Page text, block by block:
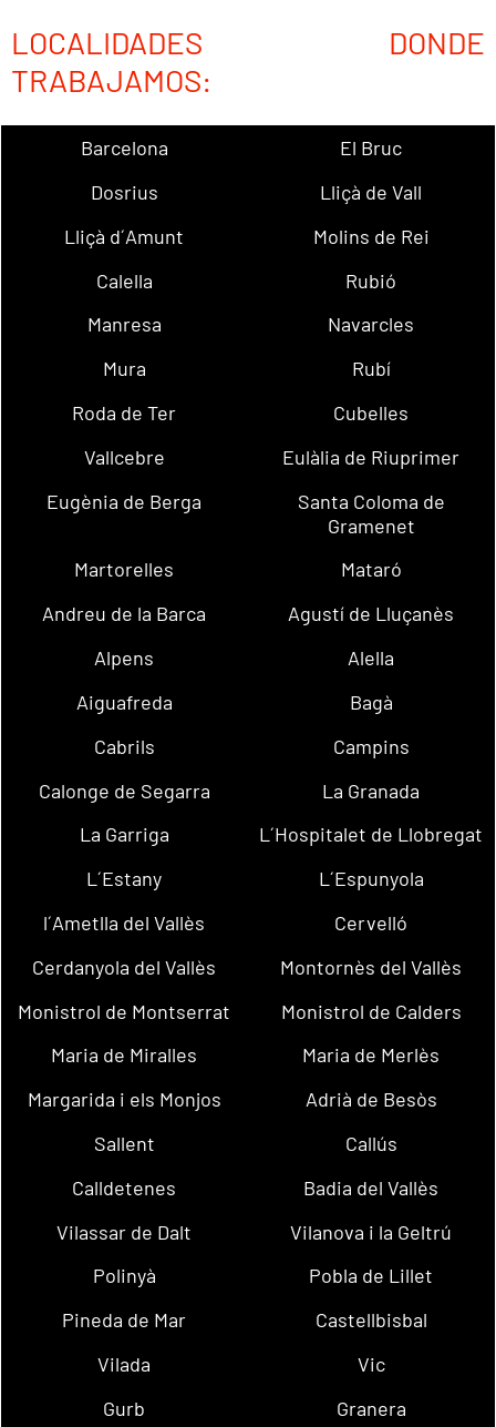
LOCALIDADES DONDE
TRABAJAMOS:
Barcelona
El Bruc
Dosrius
Lliçà de Vall
Lliçà d´Amunt
Molins de Rei
Calella
Rubió
Manresa
Navarcles
Mura
Rubí
Roda de Ter
Cubelles
Vallcebre
Eulàlia de Riuprimer
Eugènia de Berga
Santa Coloma de
Gramenet
Martorelles
Mataró
Andreu de la Barca
Agustí de Lluçanès
Alpens
Alella
Aiguafreda
Bagà
Cabrils
Campins
Calonge de Segarra
La Granada
La Garriga
L´Hospitalet de Llobregat
L´Estany
L´Espunyola
l´Ametlla del Vallès
Cervelló
Cerdanyola del Vallès
Montornès del Vallès
Monistrol de Montserrat
Monistrol de Calders
Maria de Miralles
Maria de Merlès
Margarida i els Monjos
Adrià de Besòs
Sallent
Callús
Calldetenes
Badia del Vallès
Vilassar de Dalt
Vilanova i la Geltrú
Polinyà
Pobla de Lillet
Pineda de Mar
Castellbisbal
Vilada
Vic
Gurb
Granera